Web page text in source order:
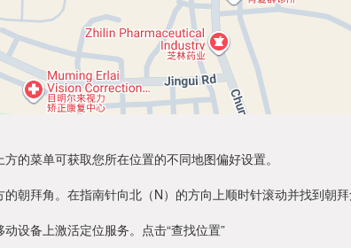
的菜单可获取您所在位置的不同地图偏好设置。
朝拜角。在指南针向北（N）的方向上顺时针滚动并找到朝拜
设备上激活定位服务。点击“查找位置”